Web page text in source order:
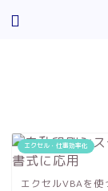
エクセル・仕事効率化
エクセルVBAを使